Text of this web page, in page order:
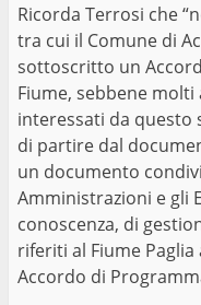
Ricorda Terrosi che
tra cui il Comune di
sottoscritto un
Fiume, sebbene
interessati da
di partire dal
un documento
Amministrazioni e gli
conoscenza, di
riferiti al Fiume
Accordo di